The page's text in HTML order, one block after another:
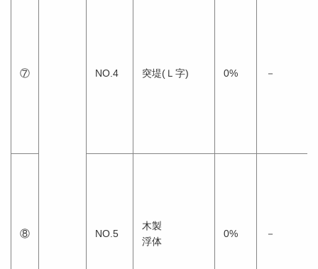
⑦ NO.4 突堤(Ｌ字) 0% －
⑧ NO.5
木製
浮体
0% －